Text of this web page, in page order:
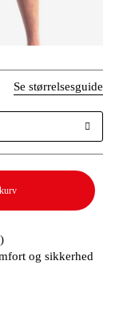
Se størrelsesguide
og sikkerhed